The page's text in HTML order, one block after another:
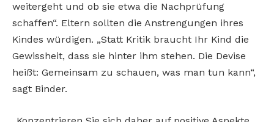
weitergeht und ob sie etwa die Nachprüfung
schaffen“. Eltern sollten die Anstrengungen ihres
Kindes würdigen. „Statt Kritik braucht Ihr Kind die
Gewissheit, dass sie hinter ihm stehen. Die Devise
heißt: Gemeinsam zu schauen, was man tun kann“,
sagt Binder.